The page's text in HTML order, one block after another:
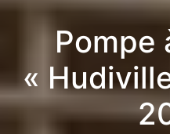
Pompe
«